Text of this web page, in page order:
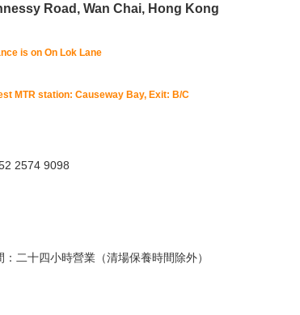
Road, Wan Chai, Hong Kong
is on On Lok Lane
MTR station: Causeway Bay, Exit: B/C
2574 9098
：二十四小時營業（清場保養時間除外）